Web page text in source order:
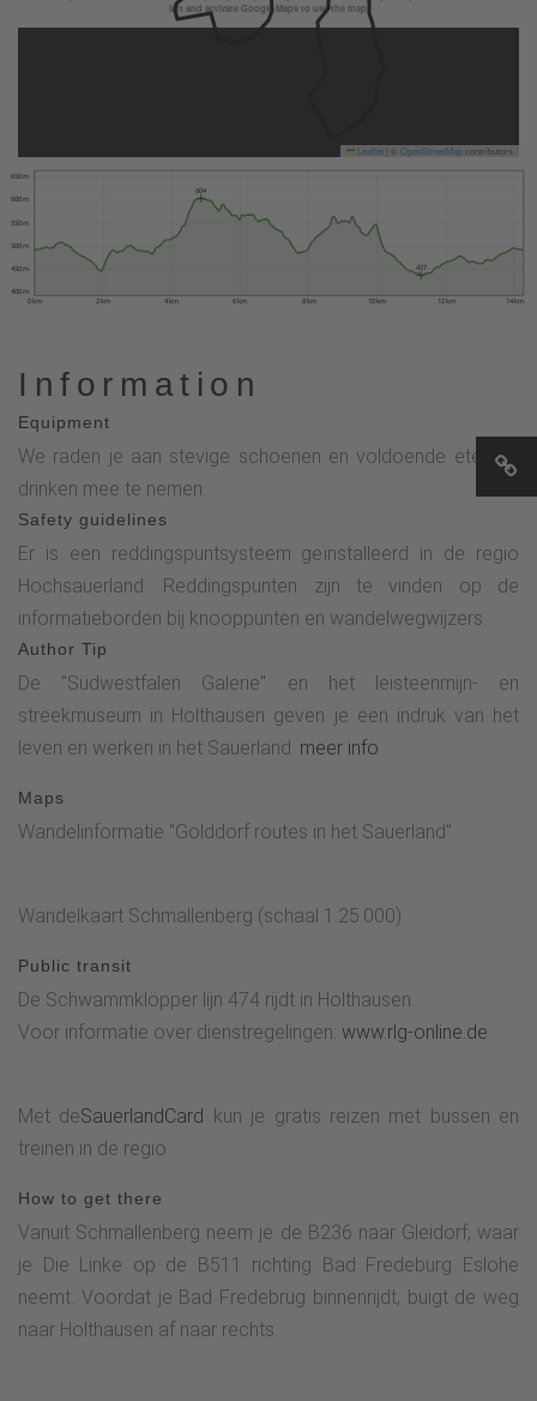
left and activate Google Maps to use the map.
Leaflet OpenStreetMapcontributors
0 km 2 km 4 km 6 km 8 km 10 km 12 km 14 km
400 m
450 m
500 m
550 m
600 m
650 m
437
604
Information
Equipment
We raden je aan stevige schoenen en voldoende eten en
drinken mee te nemen.
Safety guidelines
Er is een reddingspuntsysteem geïnstalleerd in de regio
Hochsauerland. Reddingspunten zijn te vinden op de
informatieborden bij knooppunten en wandelwegwijzers.
Author Tip
De "Südwestfalen Galerie" en het leisteenmijn- en
streekmuseum in Holthausen geven je een indruk van het
leven en werken in het Sauerland. meer info
Maps
Wandelinformatie "Golddorf routes in het Sauerland".
Wandelkaart Schmallenberg (schaal 1:25.000)
Public transit
De Schwammklöpper lijn 474 rijdt in Holthausen.
Voor informatie over dienstregelingen: www.rlg-online.de
Met deSauerlandCard kun je gratis reizen met bussen en
treinen in de regio.
How to get there
Vanuit Schmallenberg neem je de B236 naar Gleidorf, waar
je Die Linke op de B511 richting Bad Fredeburg Eslohe
neemt. Voordat je Bad Fredebrug binnenrijdt, buigt de weg
naar Holthausen af naar rechts.